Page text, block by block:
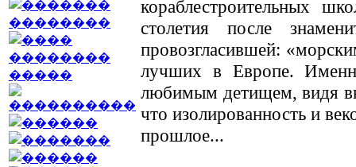
кораблестроительных
столетия после
провозгласившей:
лучших в Европе.
любимым детищем, видя
что изолированность и
прошлое...